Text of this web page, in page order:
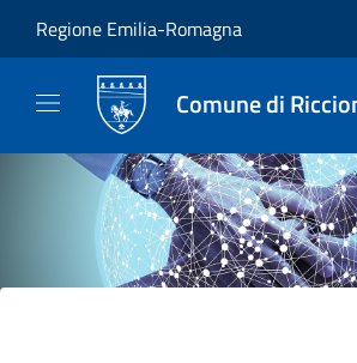
Regione Emilia-Romagna
Comune di